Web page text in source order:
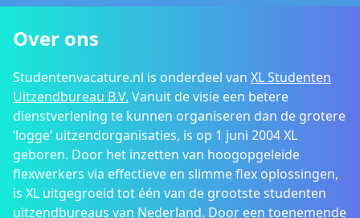
Over ons
Studentenvacature.nl is onderdeel van XL Studenten
Uitzendbureau B.V. Vanuit de visie een betere
dienstverlening te kunnen organiseren dan de grotere
‘logge’ uitzendorganisaties, is op 1 juni 2004 XL
geboren. Door het inzetten van hoogopgeleide
flexwerkers via effectieve en slimme flex oplossingen,
is XL uitgegroeid tot één van de grootste studenten
uitzendbureaus van Nederland. Door een toenemende